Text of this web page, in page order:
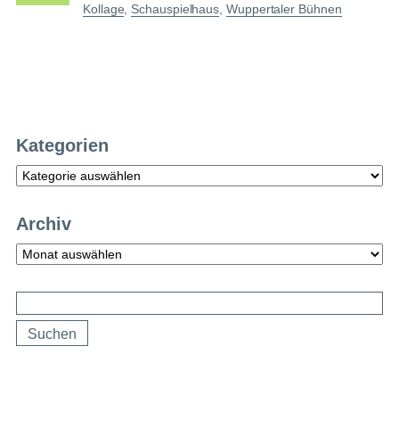
Kollage, Schauspielhaus,Wuppertaler Bühnen
Kategorien
Kategorien
Archiv
Archiv
nach: